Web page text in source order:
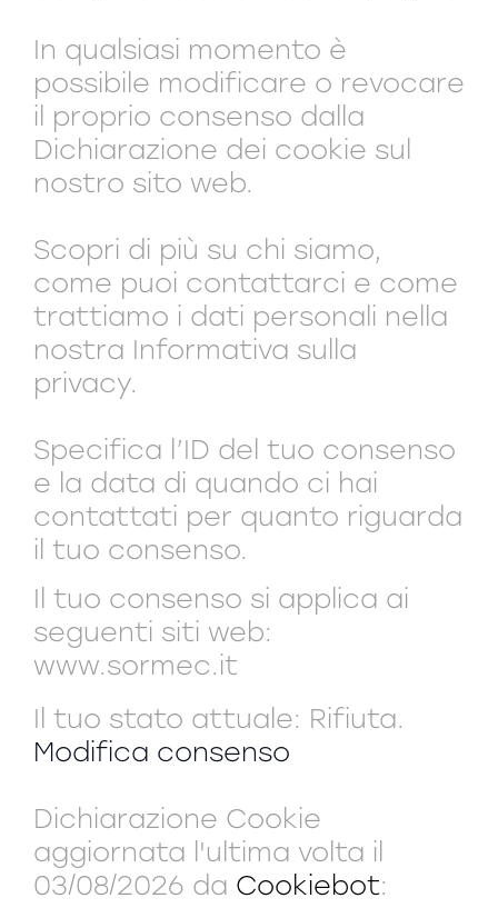
In qualsiasi momento è
possibile modificare o revocare
il proprio consenso dalla
Dichiarazione dei cookie sul
nostro sito web.
Scopri di più su chi siamo,
come puoi contattarci e come
trattiamo i dati personali nella
nostra Informativa sulla
privacy.
Specifica l’ID del tuo consenso
e la data di quando ci hai
contattati per quanto riguarda
il tuo consenso.
Il tuo consenso si applica ai
seguenti siti web:
www.sormec.it
Il tuo stato attuale: Rifiuta.
Modifica consenso
Dichiarazione Cookie
aggiornata l'ultima volta il
03/08/2026 da Cookiebot: